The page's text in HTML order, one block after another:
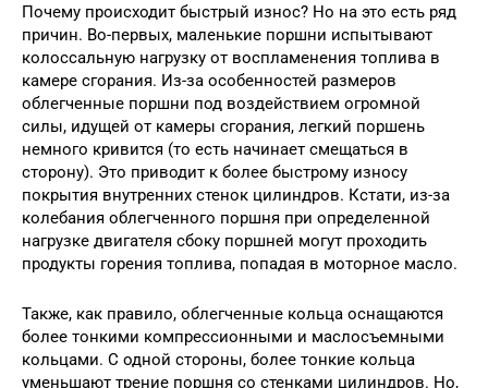
Почему происходит быстрый износ? Но на это есть ряд
причин. Во-первых, маленькие поршни испытывают
колоссальную нагрузку от воспламенения топлива в
камере сгорания. Из-за особенностей размеров
облегченные поршни под воздействием огромной
силы, идущей от камеры сгорания, легкий поршень
немного кривится (то есть начинает смещаться в
сторону). Это приводит к более быстрому износу
покрытия внутренних стенок цилиндров. Кстати, из-за
колебания облегченного поршня при определенной
нагрузке двигателя сбоку поршней могут проходить
продукты горения топлива, попадая в моторное масло.
Также, как правило, облегченные кольца оснащаются
более тонкими компрессионными и маслосъемными
кольцами. С одной стороны, более тонкие кольца
уменьшают трение поршня со стенками цилиндров. Но,